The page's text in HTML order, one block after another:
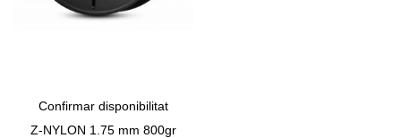
Confirmar disponibilitat
Z-NYLON 1.75 mm 800gr